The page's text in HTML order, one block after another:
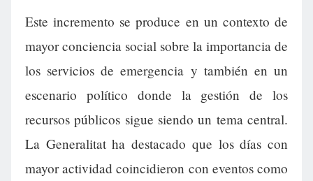
Este incremento se produce en un contexto de
mayor conciencia social sobre la importancia de
los servicios de emergencia y también en un
escenario político donde la gestión de los
recursos públicos sigue siendo un tema central.
La Generalitat ha destacado que los días con
mayor actividad coincidieron con eventos como